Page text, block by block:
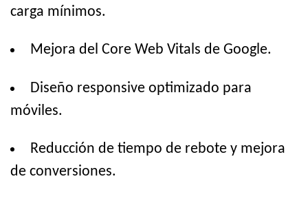
carga mínimos.
Mejora del Core Web Vitals de Google.
Diseño responsive optimizado para
móviles.
Reducción de tiempo de rebote y mejora
de conversiones.